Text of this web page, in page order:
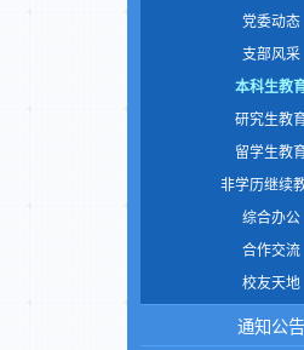
党委动态
支部风采
本科生教
研究生教
留学生教
非学历继续
综合办公
合作交流
校友天地
通知公告